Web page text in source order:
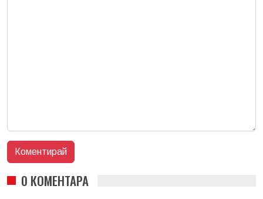
0 КОМЕНТАРА